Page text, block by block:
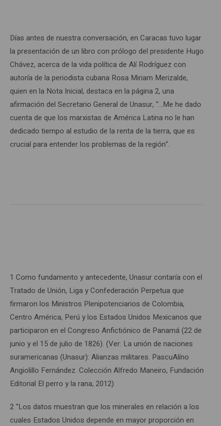
Días antes de nuestra conversación, en Caracas tuvo lugar
la presentación de un libro con prólogo del presidente Hugo
Chávez, acerca de la vida política de Alí Rodríguez con
autoría de la periodista cubana Rosa Miriam Merizalde,
quien en la Nota Inicial, destaca en la página 2, una
afirmación del Secretario General de Unasur, “…Me he dado
cuenta de que los marxistas de América Latina no le han
dedicado tiempo al estudio de la renta de la tierra, que es
crucial para entender los problemas de la región”.
1 Como fundamento y antecedente, Unasur contaría con el
Tratado de Unión, Liga y Confederación Perpetua que
firmaron los Ministros Plenipotenciarios de Colombia,
Centro América, Perú y los Estados Unidos Mexicanos que
participaron en el Congreso Anfictiónico de Panamá (22 de
junio y el 15 de julio de 1826). (Ver: La unión de naciones
suramericanas (Unasur): Alianzas militares. PascuAlíno
Angiolillo Fernández. Colección Alfredo Maneiro, Fundación
Editorial El perro y la rana, 2012)
2 “Los datos muestran que los minerales en relación a los
cuales Estados Unidos depende en mayor proporción en